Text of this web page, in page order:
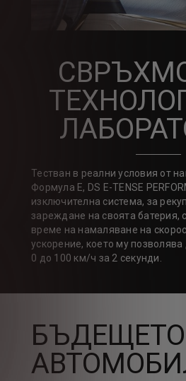
Тестван в реални условия от
Формула Е, DS E-TENSE
изключителна система, за
зареждане на своята батерия,
време на намаляване на
ускорение, което му позволява
0 до 100 км/ч за 2 секунди.